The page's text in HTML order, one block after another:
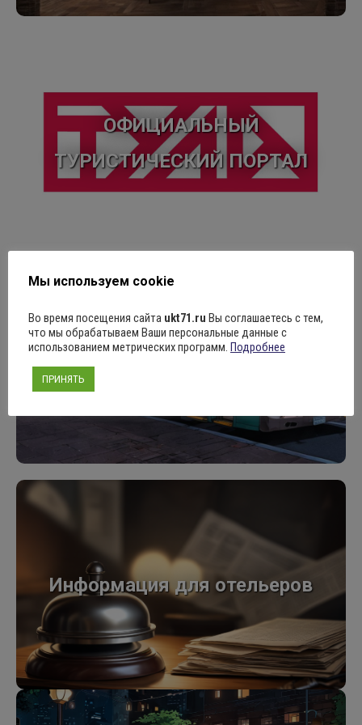
ОФИЦИАЛЬНЫЙ
ТУРИСТИЧЕСКИЙ ПОРТАЛ
ТУРИСТИЧЕСКИЙ
ПОРТАЛ
Туристический портала Тулы и Тульской области.
Экскурсионный автобус
Экскурсионный
автобус
Информация для отельеров
Информация для
отельеров
Информация для отельеров
Выбрать
Мы используем cookie
Во время посещения сайта ukt71.ru Вы соглашаетесь с тем,
что мы обрабатываем Ваши персональные данные с
использованием метрических программ. Подробнее
ПРИНЯТЬ